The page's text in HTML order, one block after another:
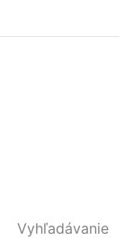
Vyhľadávanie